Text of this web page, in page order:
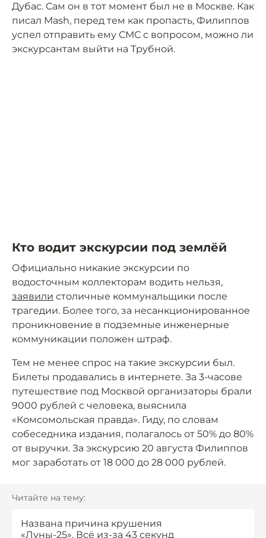
Дубас. Сам он в тот момент был не в Москве. Как
писал Mash, перед тем как пропасть, Филиппов
успел отправить ему СМС с вопросом, можно ли
экскурсантам выйти на Трубной.
Кто водит экскурсии под землёй
Официально никакие экскурсии по
водосточным коллекторам водить нельзя,
заявили столичные коммунальщики после
трагедии. Более того, за несанкционированное
проникновение в подземные инженерные
коммуникации положен штраф.
Тем не менее спрос на такие экскурсии был.
Билеты продавались в интернете. За 3-часове
путешествие под Москвой организаторы брали
9000 рублей с человека, выяснила
«Комсомольская правда». Гиду, по словам
собеседника издания, полагалось от 50% до 80%
от выручки. За экскурсию 20 августа Филиппов
мог заработать от 18 000 до 28 000 рублей.
Читайте на тему:
Названа причина крушения
«Луны-25». Всё из-за 43 секунд